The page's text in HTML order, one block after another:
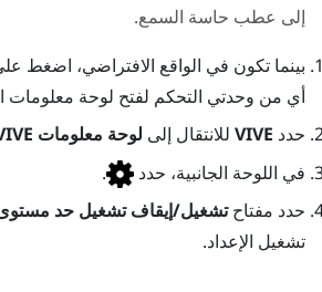
إلى عطب حاسة السمع.
بينما تكون في الواقع الافتراضي، اضغط
أي من وحدتي التحكم لفتح لوحة معلومات
حدد VIVE للانتقال إلى لوحة معلومات VIVE
في اللوحة الجانبية، حدد
.
حدد مفتاحتشغيل/إيقاف تشغيل حد
تشغيل الإعداد.